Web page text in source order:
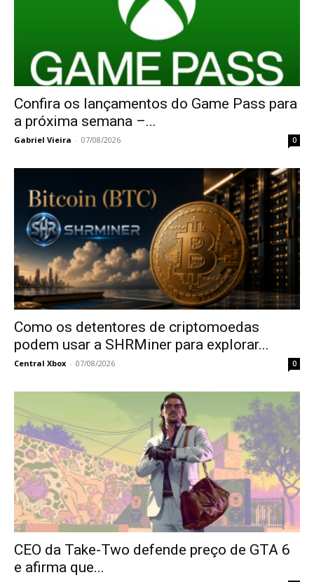
Confira os lançamentos do Game Pass para
a próxima semana –...
Gabriel Vieira - 07/08/2026 0
Como os detentores de criptomoedas
podem usar a SHRMiner para explorar...
Central Xbox - 07/08/2026 0
CEO da Take-Two defende preço de GTA 6
e afirma que...